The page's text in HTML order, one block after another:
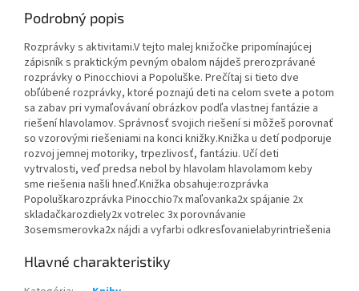
Podrobný popis
Rozprávky s aktivitami.V tejto malej knižočke pripomínajúcej
zápisník s praktickým pevným obalom nájdeš prerozprávané
rozprávky o Pinocchiovi a Popoluške. Prečítaj si tieto dve
obľúbené rozprávky, ktoré poznajú deti na celom svete a potom
sa zabav pri vymaľovávaní obrázkov podľa vlastnej fantázie a
riešení hlavolamov. Správnosť svojich riešení si môžeš porovnať
so vzorovými riešeniami na konci knižky.Knižka u detí podporuje
rozvoj jemnej motoriky, trpezlivosť, fantáziu. Učí deti
vytrvalosti, veď predsa nebol by hlavolam hlavolamom keby
sme riešenia našli hneď.Knižka obsahuje:rozprávka
Popoluškarozprávka Pinocchio7x maľovanka2x spájanie 2x
skladačkarozdiely2x votrelec 3x porovnávanie
3osemsmerovka2x nájdi a vyfarbi odkresľovanielabyrintriešenia